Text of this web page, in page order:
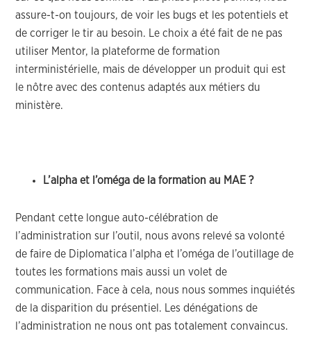
assure-t-on toujours, de voir les bugs et les potentiels et
de corriger le tir au besoin. Le choix a été fait de ne pas
utiliser Mentor, la plateforme de formation
interministérielle, mais de développer un produit qui est
le nôtre avec des contenus adaptés aux métiers du
ministère.
L’alpha et l’oméga de la formation au MAE ?
Pendant cette longue auto-célébration de
l’administration sur l’outil, nous avons relevé sa volonté
de faire de Diplomatica l’alpha et l’oméga de l’outillage de
toutes les formations mais aussi un volet de
communication. Face à cela, nous nous sommes inquiétés
de la disparition du présentiel. Les dénégations de
l’administration ne nous ont pas totalement convaincus.